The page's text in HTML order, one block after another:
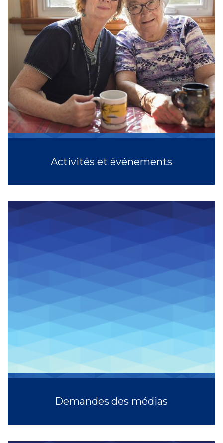
Activités et événements
Demandes des médias